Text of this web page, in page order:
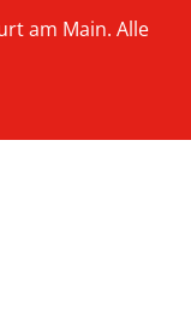
am Main. Alle